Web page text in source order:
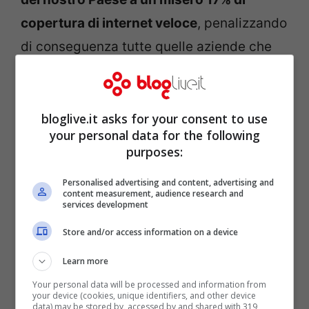
copertura di internet veloce, penalizzando
di conseguenza tutte quelle aziende che
vorrebbero informatizzarsi, ma non
possono farlo.
bloglive.it asks for your consent to use
your personal data for the following
purposes:
Personalised advertising and content, advertising and
content measurement, audience research and
services development
Store and/or access information on a device
Learn more
Your personal data will be processed and information from
your device (cookies, unique identifiers, and other device
data) may be stored by, accessed by and shared with 319